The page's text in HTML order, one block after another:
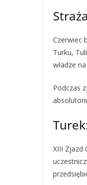
Czerwiec
Turku,
władze
Podczas
XIII Zjazd